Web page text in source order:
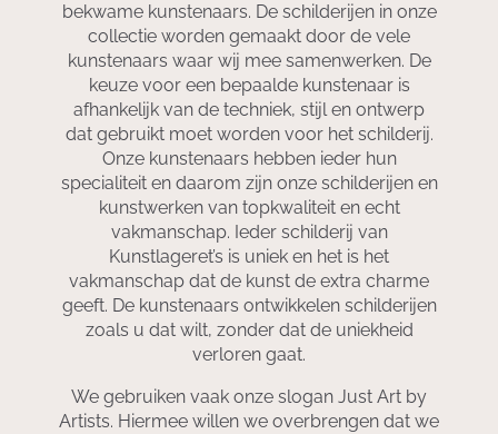
bekwame kunstenaars. De schilderijen in onze
collectie worden gemaakt door de vele
kunstenaars waar wij mee samenwerken. De
keuze voor een bepaalde kunstenaar is
afhankelijk van de techniek, stijl en ontwerp
dat gebruikt moet worden voor het schilderij.
Onze kunstenaars hebben ieder hun
specialiteit en daarom zijn onze schilderijen en
kunstwerken van topkwaliteit en echt
vakmanschap. Ieder schilderij van
Kunstlageret’s is uniek en het is het
vakmanschap dat de kunst de extra charme
geeft. De kunstenaars ontwikkelen schilderijen
zoals u dat wilt, zonder dat de uniekheid
verloren gaat.
We gebruiken vaak onze slogan Just Art by
Artists. Hiermee willen we overbrengen dat we